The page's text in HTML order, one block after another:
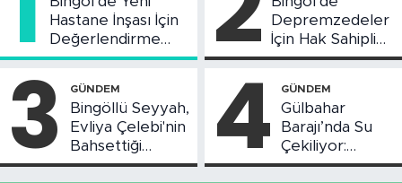
Hastane İnşası İçin
Değerlendirme
Toplantısı Yapıldı
Depremzedeler
İçin Hak Sahipliği
Askı Süreci
3 GÜNDEM
Bingöllü Seyyah,
Evliya Çelebi'nin
Bahsettiği
Bingöl'deki O
4 GÜNDEM
Gülbahar
Barajı’nda Su
Çekiliyor:
Piknikçi Sayısı